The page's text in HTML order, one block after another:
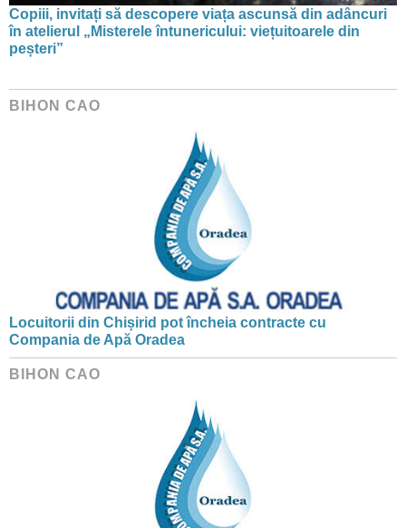
Copiii, invitați să descopere viața ascunsă din adâncuri
în atelierul „Misterele întunericului: viețuitoarele din
peșteri”
BIHON CAO
Locuitorii din Chișirid pot încheia contracte cu
Compania de Apă Oradea
BIHON CAO